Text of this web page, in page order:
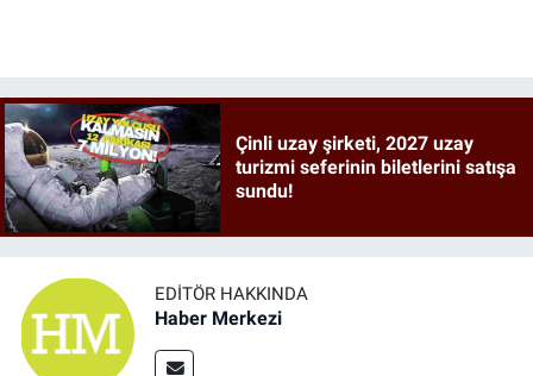
Çinli uzay şirketi, 2027 uzay
turizmi seferinin biletlerini satışa
sundu!
EDITÖR HAKKINDA
Haber Merkezi